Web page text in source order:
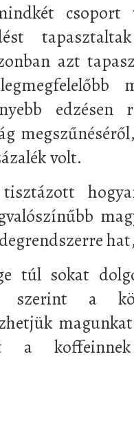
csoport
azt
edzésen
volt.
túl sokat
a
a